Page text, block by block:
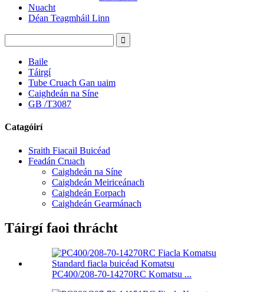
Nuacht
Déan Teagmháil Linn
Baile
Táirgí
Tube Cruach Gan uaim
Caighdeán na Síne
GB /T3087
Catagóirí
Sraith Fiacail Buicéad
Feadán Cruach
Caighdeán na Síne
Caighdeán Meiriceánach
Caighdeán Eorpach
Caighdeán Gearmánach
Táirgí faoi thrácht
PC400/208-70-14270RC Komatsu ...